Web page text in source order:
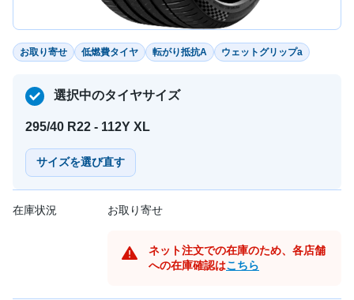
お取り寄せ 低燃費タイヤ 転がり抵抗A ウェットグリップa
選択中のタイヤサイズ
295/40 R22 - 112Y XL
サイズを選び直す
在庫状況 お取り寄せ
ネット注文での在庫のため、各店舗
への在庫確認はこちら